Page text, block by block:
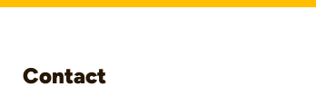
Contact